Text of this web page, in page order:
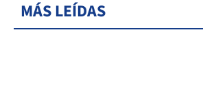
MÁS LEÍDAS